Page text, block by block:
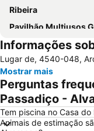
Ribeira
Pavilhão Multiusos
Cais de Gaia
Magikland
Norteshopping
Baixa
Casa da Música
Estação São Bento
Informações
Lugar de, 4540-048,
Mostrar mais
Perguntas
Passadiço -
Tem piscina no Casa
Animais de estimação